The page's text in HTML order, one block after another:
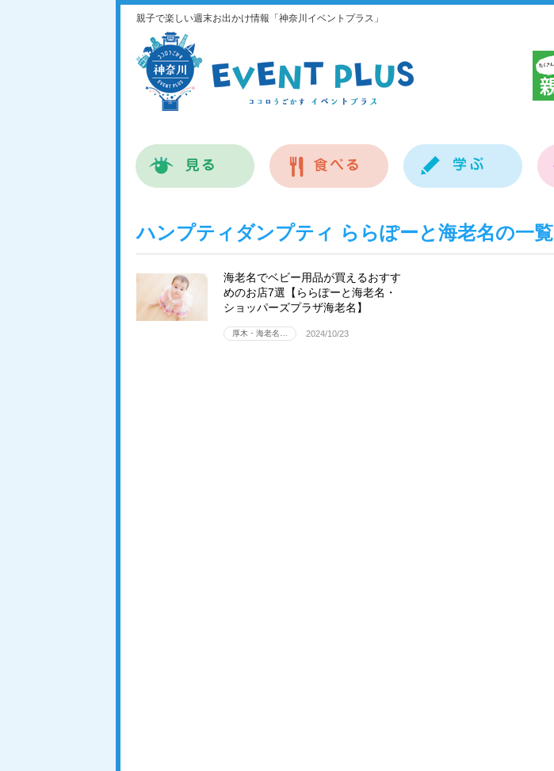
親子で楽しい週末お出かけ情報「神奈川イベントプラス」
ハンプティダンプティ ららぽーと海老名の一覧
海老名でベビー用品が買えるおすす
めのお店7選【ららぽーと海老名・
ショッパーズプラザ海老名】
厚木・海老名… 2024/10/23